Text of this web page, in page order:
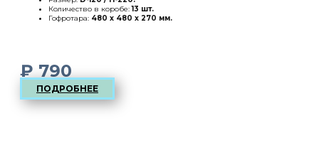
Количество в коробе:13 шт.
Гофротара: 480 х 480 х 270 мм.
₽790
ПОДРОБНЕЕ